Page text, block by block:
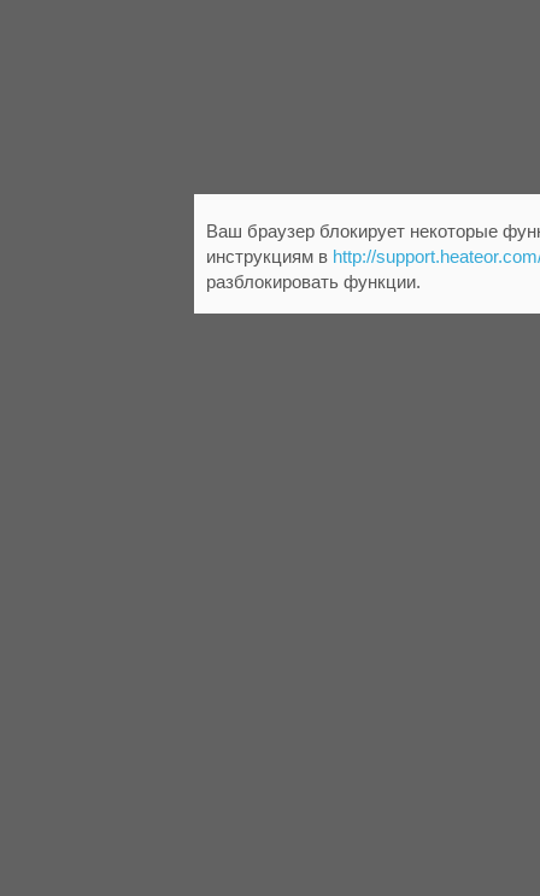
Ваш браузер блокирует некоторые
инструкциям в http://
разблокировать функции.